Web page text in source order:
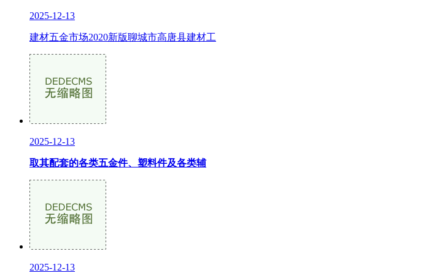
2025-12-13
建材五金市场2020新版聊城市高唐县建材工
2025-12-13
取其配套的各类五金件、塑料件及各类辅
2025-12-13